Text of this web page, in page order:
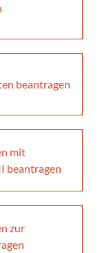
beantragen
mit
beantragen
zur